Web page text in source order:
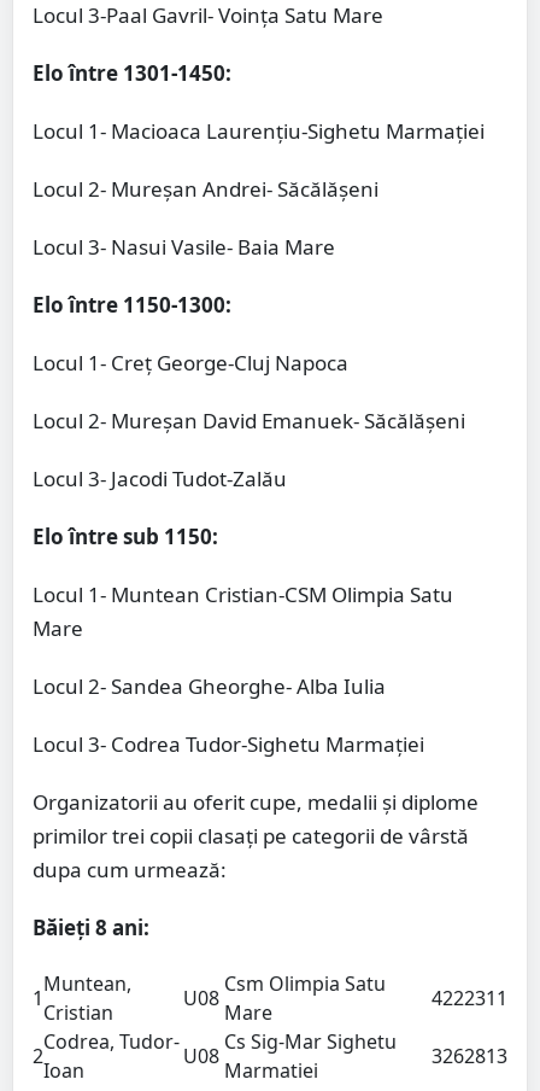
Locul 3-Paal Gavril- Voința Satu Mare
Elo între 1301-1450:
Locul 1- Macioaca Laurențiu-Sighetu Marmației
Locul 2- Mureșan Andrei- Săcălășeni
Locul 3- Nasui Vasile- Baia Mare
Elo între 1150-1300:
Locul 1- Creț George-Cluj Napoca
Locul 2- Mureșan David Emanuek- Săcălășeni
Locul 3- Jacodi Tudot-Zalău
Elo între sub 1150:
Locul 1- Muntean Cristian-CSM Olimpia Satu
Mare
Locul 2- Sandea Gheorghe- Alba Iulia
Locul 3- Codrea Tudor-Sighetu Marmației
Organizatorii au oferit cupe, medalii și diplome
primilor trei copii clasați pe categorii de vârstă
dupa cum urmează:
Băieți 8 ani:
1
Muntean,
Cristian
U08
Csm Olimpia Satu
Mare
4222311
2
Codrea, Tudor-
Ioan
U08
Cs Sig-Mar Sighetu
Marmatiei
3262813